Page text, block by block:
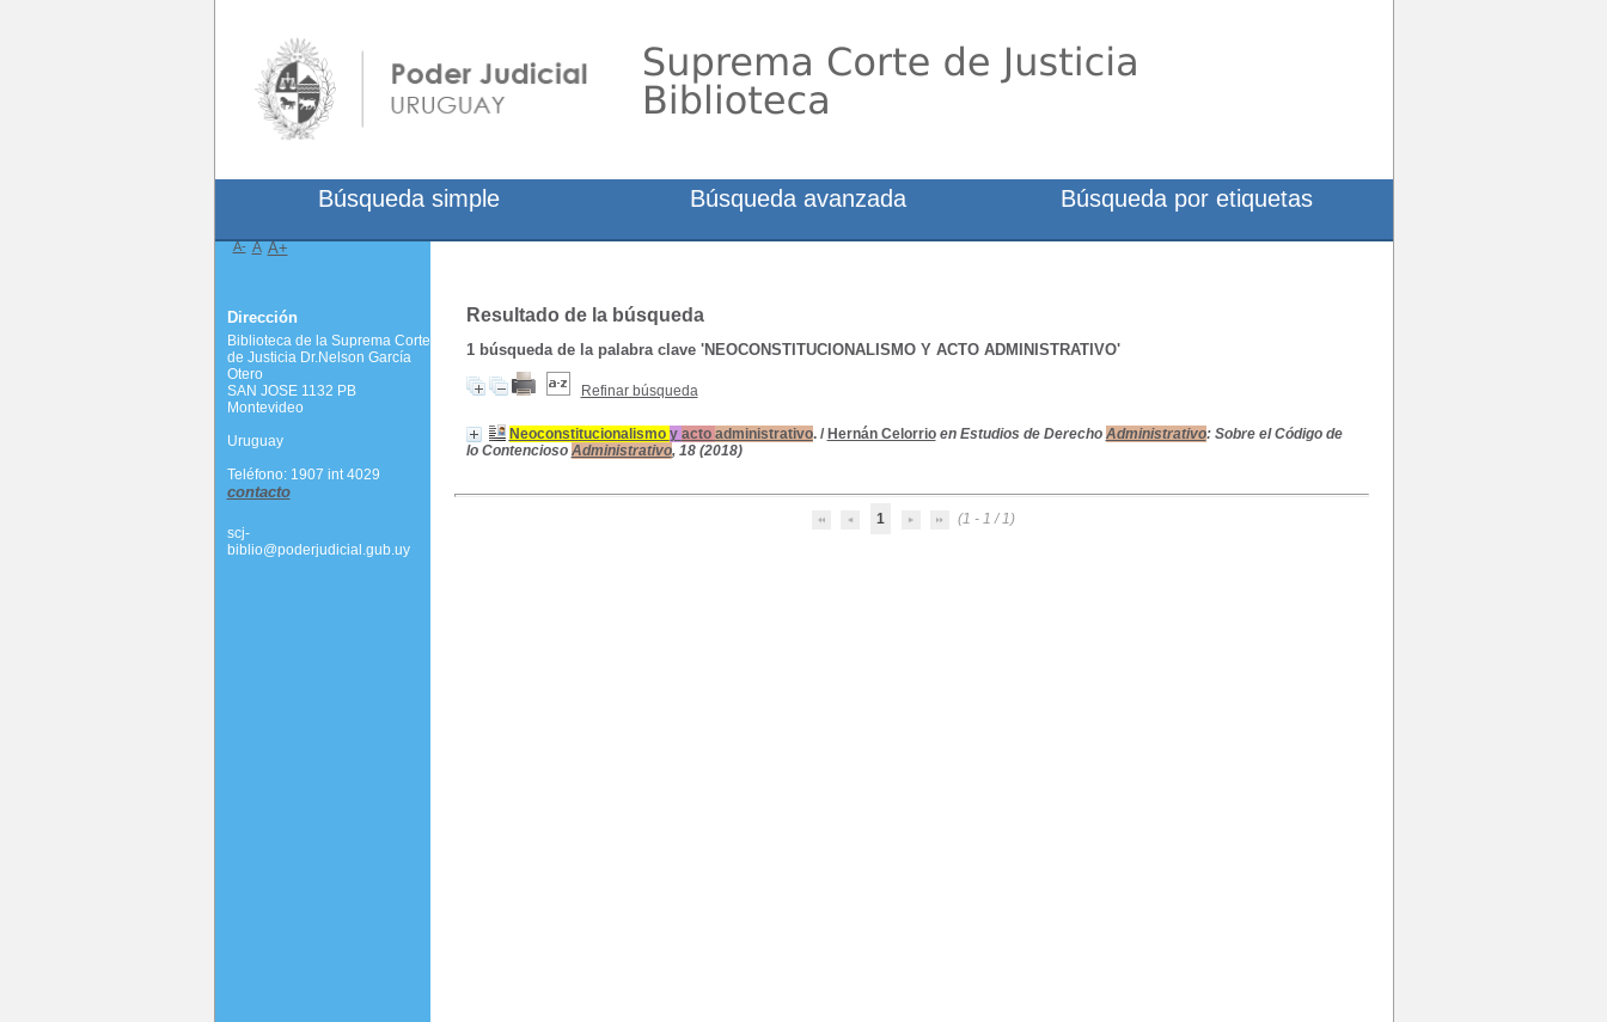
Resultado de la búsqueda
1búsqueda de la palabra clave 'NEOCONSTITUCIONALISMO Y ACTO ADMINISTRATIVO'
Refinar búsqueda
Neoconstitucionalismo y acto administrativo./ Hernán Celorrio en Estudios de Derecho Administrativo: Sobre el Código de
lo Contencioso Administrativo, 18 (2018)
1 (1 - 1 / 1)
Búsqueda simple Búsqueda avanzada Búsqueda por etiquetas
A- A A+
Dirección
Biblioteca de la Suprema Corte
de Justicia Dr.Nelson García
Otero
SAN JOSE 1132 PB
Montevideo
Uruguay
Teléfono: 1907 int 4029
contacto
scj-
biblio@poderjudicial.gub.uy